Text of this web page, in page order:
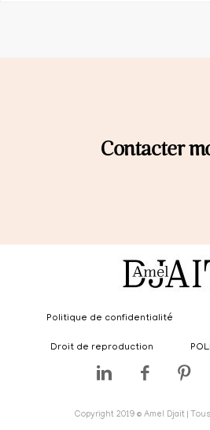
Contacter
Politique de confidentialité
Droit de reproduction
Copyright 2019 © Amel Djait |